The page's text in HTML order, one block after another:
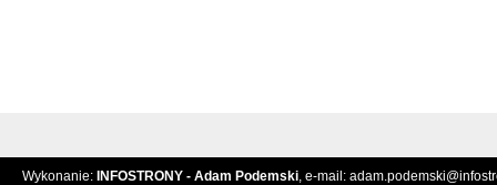
Wykonanie: INFOSTRONY - Adam Podemski, e-mail: